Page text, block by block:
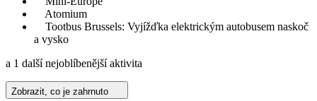
Atomium
Tootbus Brussels: Vyjížďka elektrickým autobusem naskoč
a vysko
a 1 další nejoblíbenější aktivita
Zobrazit, co je zahrnuto